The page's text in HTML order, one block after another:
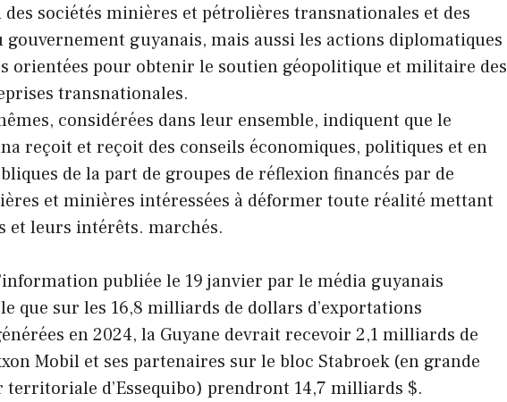
des sociétés minières et pétrolières transnationales et des
guyanais, mais aussi les actions diplomatiques
orientées pour obtenir le soutien géopolitique et militaire des
transnationales.
considérées dans leur ensemble, indiquent que le
reçoit et reçoit des conseils économiques, politiques et en
de la part de groupes de réflexion financés par de
et minières intéressées à déformer toute réalité mettant
et leurs intérêts. marchés.
publiée le 19 janvier par le média guyanais
que sur les 16,8 milliards de dollars d’exportations
en 2024, la Guyane devrait recevoir 2,1 milliards de
Mobil et ses partenaires sur le bloc Stabroek (en grande
d’Essequibo) prendront 14,7 milliards $.